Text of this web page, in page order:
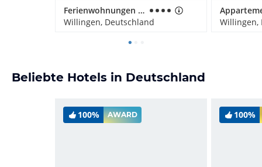
Ferienwohnungen Landhaus Meran
Willingen, Deutschland
Willingen,
Beliebte Hotels in Deutschland
100% AWARD 100%